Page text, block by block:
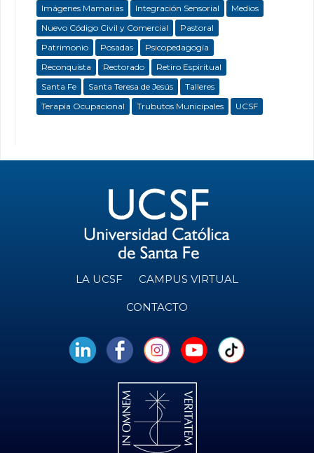
Imágenes Mamarias
Integración Sensorial
Medios
Nuevo Código Civil y Comercial
Pastoral
Patrimonio
Posadas
Psicopedagogía
Reconquista
Rectorado
Retiro Espiritual
Santa Fe
Santa Teresa de Jesús
Talleres
Terapia Ocupacional
Trubutos Municipales UCSF
LA UCSF CAMPUS VIRTUAL
CONTACTO